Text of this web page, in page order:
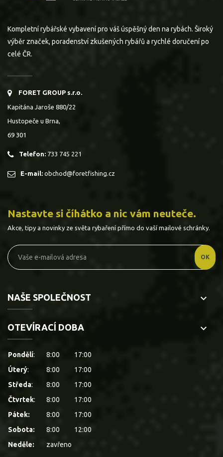
Kompletní rybářské vybavení pro váš úspěšný den na rybách. Široký
výběr značek, poradenství zkušených rybářů a rychlé doručení po
celé ČR.
FORET GROUP s.r.o.
Kapitána Jaroše 880/22
Hustopeče u Brna,
69 301
Telefon: 733 745 221
E-mail: obchod@foretfishing.cz
Nastavte si číhátko a nic vám neuteče.
Akce, tipy a novinky ze světa rybaření přímo do vaší mailové schránky.
NAŠE SPOLEČNOST keyboard_arrow_down
OTEVÍRACÍ DOBA keyboard_arrow_down
Pondělí: 8:00
17:00
Úterý: 8:00
17:00
Středa: 8:00
17:00
Čtvrtek: 8:00
17:00
Pátek:
8:00
17:00
Sobota:
8:00
12:00
Neděle:
zavřeno